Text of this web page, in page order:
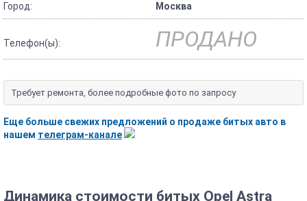
Город: Москва
Телефон(ы): ПРОДАНО
Требует ремонта, более подробные фото по запросу
Еще больше свежих предложений о продаже битых авто в
нашем телеграм-канале
Динамика стоимости битых Opel Astra